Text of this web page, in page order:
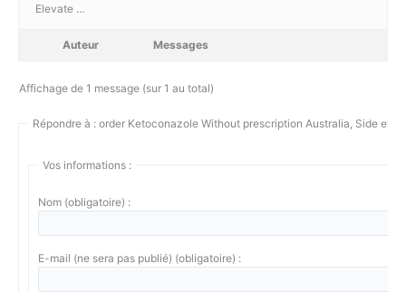
Elevate …
Auteur Messages
Affichage de 1 message (sur 1 au total)
Répondre à : order Ketoconazole Without prescription Australia, Side
Vos informations :
Nom (obligatoire) :
E-mail (ne sera pas publié) (obligatoire) :